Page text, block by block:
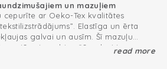
un mazuļiem
cepurīte ar Oeko-Tex kvalitātes
Elastīga un ērta
galvai un ausīm. Šī mazuļu
jūsu jaundzimušā galvai jau
kolekcijuread more